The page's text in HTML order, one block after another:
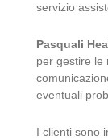
servizio
Pasquali
per gestire le
eventuali
I clienti sono